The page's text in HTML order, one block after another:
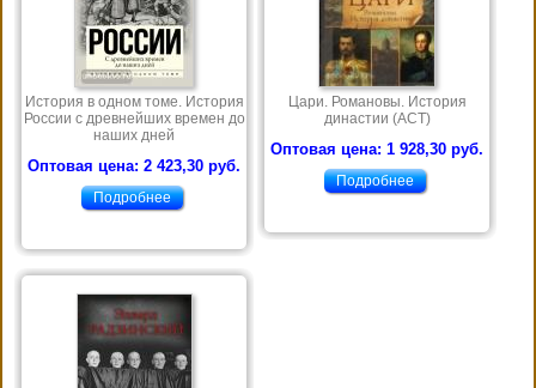
История в одном томе. История
России с древнейших времен до
наших дней
Оптовая цена: 2 423,30 руб.
Подробнее
Цари. Романовы. История
династии (АСТ)
Оптовая цена: 1 928,30 руб.
Подробнее